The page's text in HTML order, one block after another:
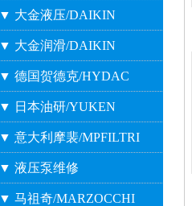
▼ 大金液压/DAIKIN
▼ 大金润滑/DAIKIN
▼ 德国贺德克/HYDAC
▼ 日本油研/YUKEN
▼ 意大利摩裴/MPFILTRI
▼ 液压泵维修
▼ 马祖奇/MARZOCCHI